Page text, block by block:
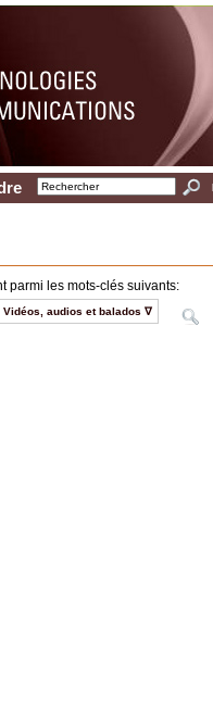
parmi les mots-clés suivants:
Vidéos, audios et balados ∇